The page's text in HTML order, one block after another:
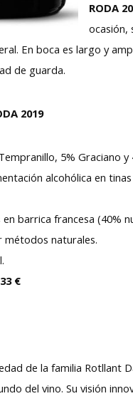
RODA
ocasión,
En boca es largo y
de guarda.
2019
5% Graciano y
alcohólica en
en barrica francesa (40%
métodos naturales.
€
de la familia Rotllant
del vino. Su visión